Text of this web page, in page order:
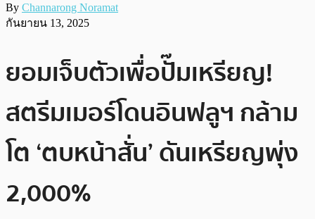
By Channarong Noramat
กันยายน 13, 2025
ยอมเจ็บตัวเพื่อปั๊มเหรียญ!
สตรีมเมอร์โดนอินฟลูฯ กล้าม
โต ‘ตบหน้าสั่น’ ดันเหรียญพุ่ง
2,000%